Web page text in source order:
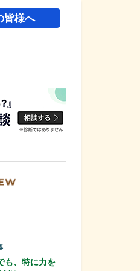
皆様へ
も、特に力を